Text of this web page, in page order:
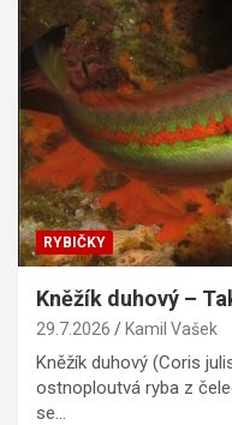
RYBIČKY
Kněžík duhový –
29.7.2026 Kamil Vašek
Kněžík duhový (Coris
ostnoploutvá ryba z
se…